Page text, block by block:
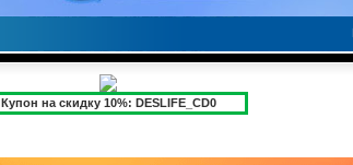
Купон на скидку 10%: DESLIFE_CD0